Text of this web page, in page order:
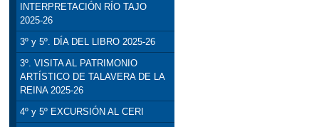
INTERPRETACIÓN RÍO TAJO
2025-26
3º y 5º. DÍA DEL LIBRO 2025-26
3º. VISITA AL PATRIMONIO
ARTÍSTICO DE TALAVERA DE LA
REINA 2025-26
4º y 5º EXCURSIÓN AL CERI